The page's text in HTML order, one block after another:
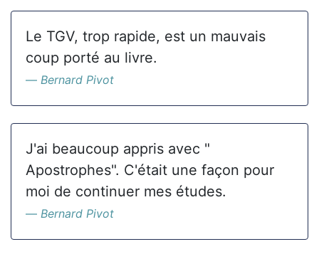
Le TGV, trop rapide, est un mauvais
coup porté au livre.
Bernard Pivot
J'ai beaucoup appris avec "
Apostrophes". C'était une façon pour
moi de continuer mes études.
Bernard Pivot